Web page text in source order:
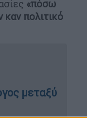
«πόσω
πολιτικό
μεταξύ